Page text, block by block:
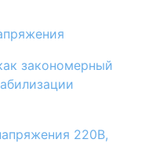
закономерный
220В,